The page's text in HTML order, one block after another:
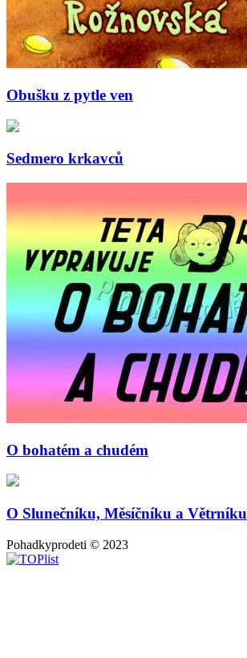
Obušku z pytle ven
Sedmero krkavců
O bohatém a chudém
O Slunečníku, Měsíčníku a Větrníku
Pohadkyprodeti © 2023